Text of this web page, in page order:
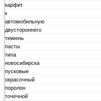
карфит
к
автомобильную
двустороннего
тюмень
пасты
типа
новосибирска
пусковые
окрасочный
поролон
точечной